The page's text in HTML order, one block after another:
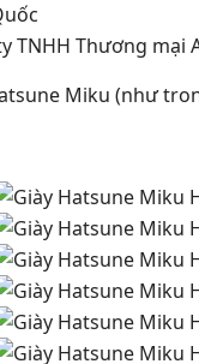
TNHH Thương mại
Miku (như